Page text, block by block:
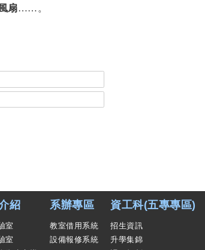
扇…… 。
紹
室
室
系辦專區
教室借用系統
設備報修系統
資工科(五專專區)
招生資訊
升學集錦